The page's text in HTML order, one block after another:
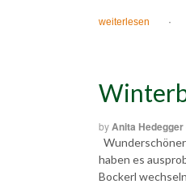
weiterlesen ·
by Anita Hedegger
haben es
Bockerl